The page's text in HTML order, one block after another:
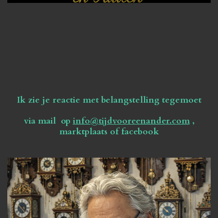
Ik zie je reactie met belangstelling tegemoet
via mail opinfo@tijdvooreenander.com,
marktplaats of facebook